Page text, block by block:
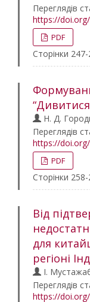
Переглядів
https://
PDF
Сторінки
“Дивитися
Н. Д.
Переглядів
https://
PDF
Сторінки 258-
Від
для
регіоні
І.
Переглядів
https://